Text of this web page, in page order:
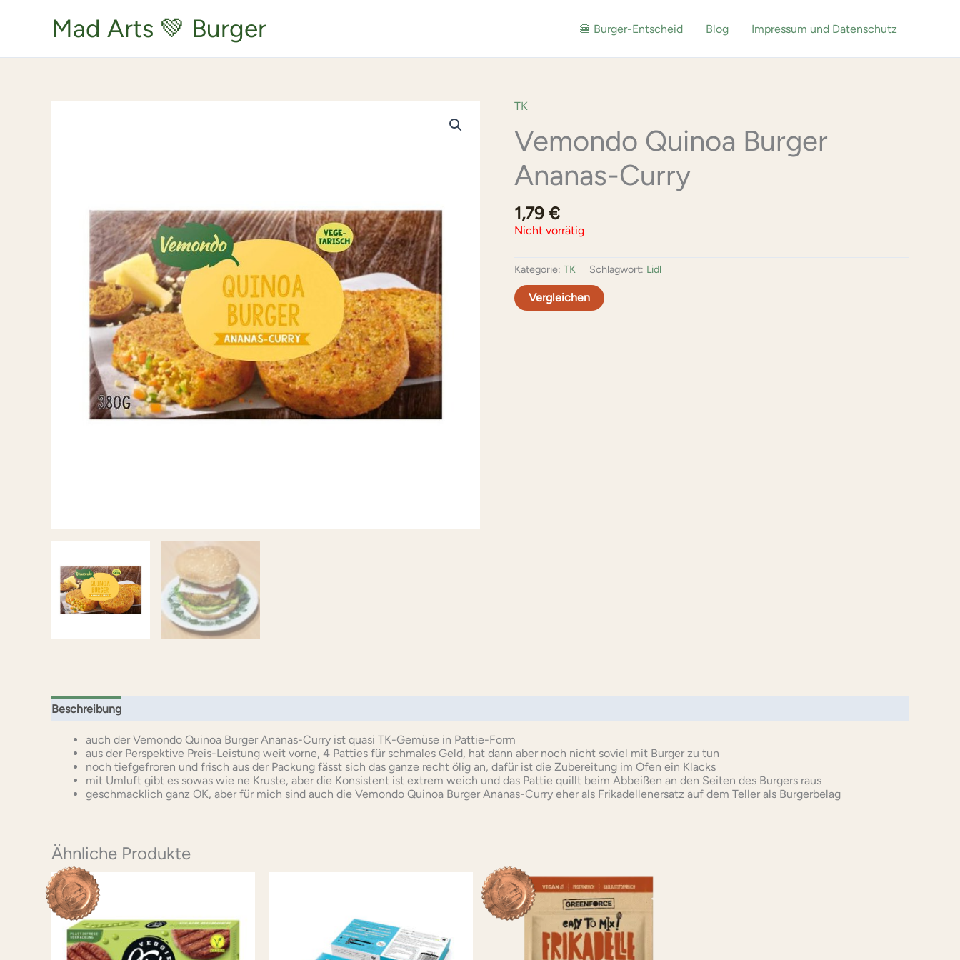
Mad Arts 💚 Burger 🍔 Burger-Entscheid Blog Impressum und Datenschutz
TK
Vemondo Quinoa Burger
Ananas-Curry
1,79 €
Nicht vorrätig
Kategorie: TK Schlagwort: Lidl
Vergleichen
Beschreibung
auch der Vemondo Quinoa Burger Ananas-Curry ist quasi TK-Gemüse in Pattie-Form
aus der Perspektive Preis-Leistung weit vorne, 4 Patties für schmales Geld, hat dann aber noch nicht soviel mit Burger zu tun
noch tiefgefroren und frisch aus der Packung fässt sich das ganze recht ölig an, dafür ist die Zubereitung im Ofen ein Klacks
mit Umluft gibt es sowas wie ne Kruste, aber die Konsistent ist extrem weich und das Pattie quillt beim Abbeißen an den Seiten des Burgers raus
geschmacklich ganz OK, aber für mich sind auch die Vemondo Quinoa Burger Ananas-Curry eher als Frikadellenersatz auf dem Teller als Burgerbelag
Ähnliche Produkte